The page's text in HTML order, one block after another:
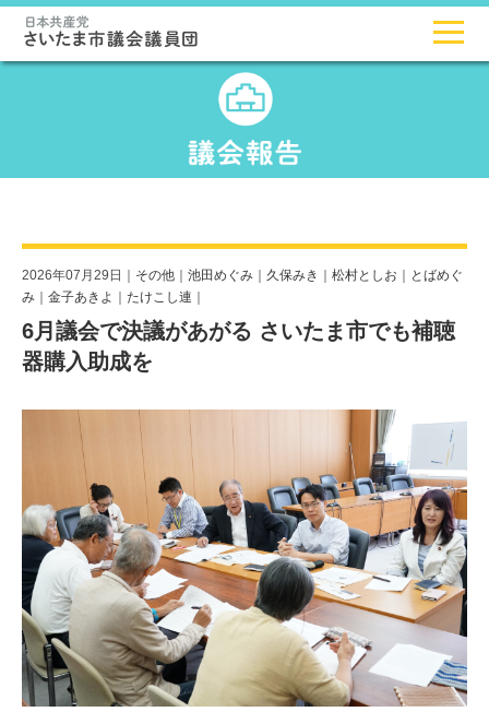
2026年07月29日｜ その他 池田めぐみ 久保みき 松村としお
とばめぐ
み
金子あきよ たけこし連
6月議会で決議があがる さいたま市でも補聴
器購入助成を